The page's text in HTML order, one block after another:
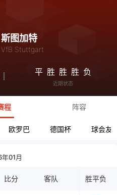
斯图加特
VfB Stuttgart
平 胜 胜 胜 负
近期状态
程 阵容
欧罗巴 德国杯 球会友
01月
比分 客队 胜平负